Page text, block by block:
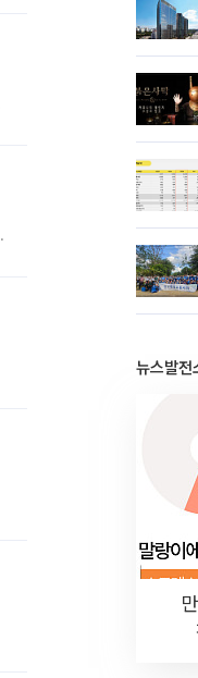
뉴스발전